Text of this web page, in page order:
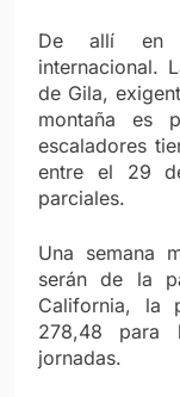
De allí en
internacional.
de Gila,
montaña es
escaladores
entre el 29
parciales.
Una semana
serán de la
California, la
278,48 para
jornadas.